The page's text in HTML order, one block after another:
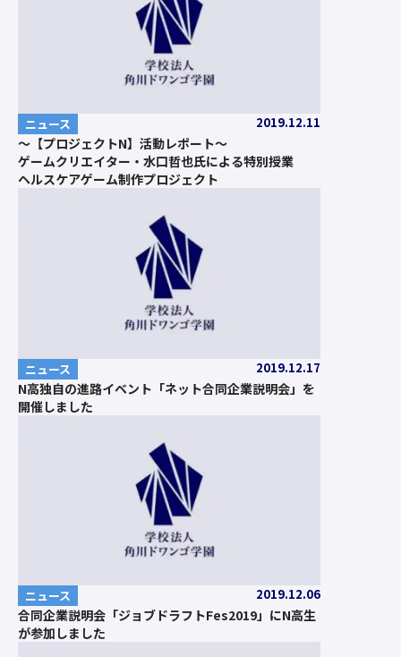
ニュース 2019.12.11
～【プロジェクトN】活動レポート～
ゲームクリエイター・水口哲也氏による特別授業
ヘルスケアゲーム制作プロジェクト
ニュース 2019.12.17
N高独自の進路イベント「ネット合同企業説明会」を
開催しました
ニュース 2019.12.06
合同企業説明会「ジョブドラフトFes2019」にN高生
が参加しました